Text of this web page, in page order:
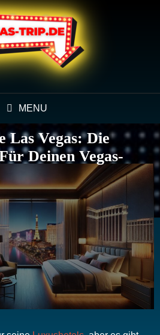
MENU
Las Vegas: Die
Deinen Vegas-